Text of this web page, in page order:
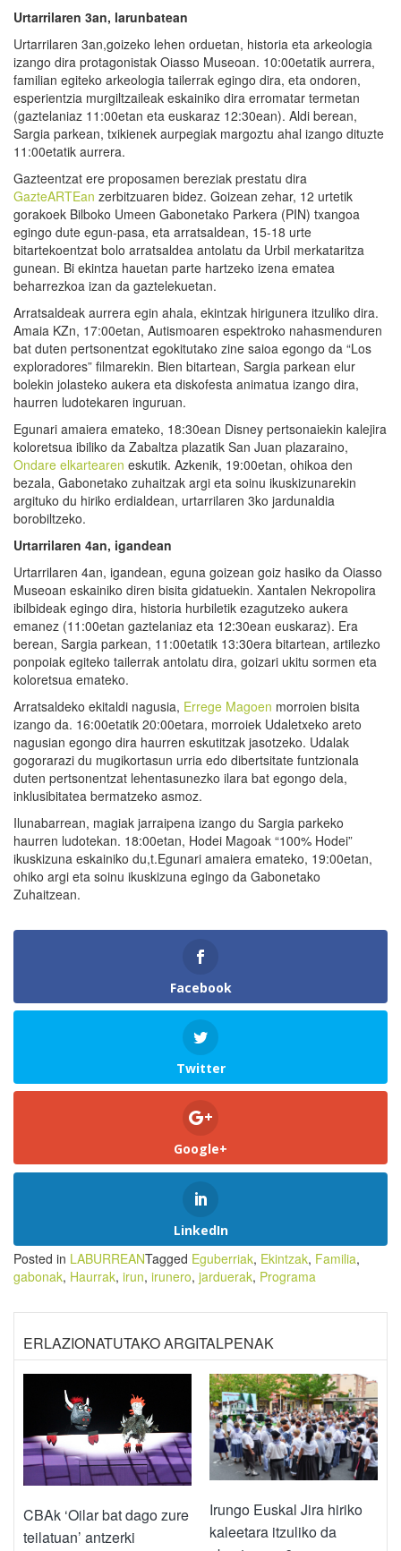
Urtarrilaren 3an, larunbatean
Urtarrilaren 3an,goizeko lehen orduetan, historia eta arkeologia
izango dira protagonistak Oiasso Museoan. 10:00etatik aurrera,
familian egiteko arkeologia tailerrak egingo dira, eta ondoren,
esperientzia murgiltzaileak eskainiko dira erromatar termetan
(gaztelaniaz 11:00etan eta euskaraz 12:30ean). Aldi berean,
Sargia parkean, txikienek aurpegiak margoztu ahal izango dituzte
11:00etatik aurrera.
Gazteentzat ere proposamen bereziak prestatu dira
GazteARTEan zerbitzuaren bidez. Goizean zehar, 12 urtetik
gorakoek Bilboko Umeen Gabonetako Parkera (PIN) txangoa
egingo dute egun-pasa, eta arratsaldean, 15-18 urte
bitartekoentzat bolo arratsaldea antolatu da Urbil merkataritza
gunean. Bi ekintza hauetan parte hartzeko izena ematea
beharrezkoa izan da gaztelekuetan.
Arratsaldeak aurrera egin ahala, ekintzak hirigunera itzuliko dira.
Amaia KZn, 17:00etan, Autismoaren espektroko nahasmenduren
bat duten pertsonentzat egokitutako zine saioa egongo da “Los
exploradores” filmarekin. Bien bitartean, Sargia parkean elur
bolekin jolasteko aukera eta diskofesta animatua izango dira,
haurren ludotekaren inguruan.
Egunari amaiera emateko, 18:30ean Disney pertsonaiekin kalejira
koloretsua ibiliko da Zabaltza plazatik San Juan plazaraino,
Ondare elkartearen eskutik. Azkenik, 19:00etan, ohikoa den
bezala, Gabonetako zuhaitzak argi eta soinu ikuskizunarekin
argituko du hiriko erdialdean, urtarrilaren 3ko jardunaldia
borobiltzeko.
Urtarrilaren 4an, igandean
Urtarrilaren 4an, igandean, eguna goizean goiz hasiko da Oiasso
Museoan eskainiko diren bisita gidatuekin. Xantalen Nekropolira
ibilbideak egingo dira, historia hurbiletik ezagutzeko aukera
emanez (11:00etan gaztelaniaz eta 12:30ean euskaraz). Era
berean, Sargia parkean, 11:00etatik 13:30era bitartean, artilezko
ponpoiak egiteko tailerrak antolatu dira, goizari ukitu sormen eta
koloretsua emateko.
Arratsaldeko ekitaldi nagusia, Errege Magoen morroien bisita
izango da. 16:00etatik 20:00etara, morroiek Udaletxeko areto
nagusian egongo dira haurren eskutitzak jasotzeko. Udalak
gogorarazi du mugikortasun urria edo dibertsitate funtzionala
duten pertsonentzat lehentasunezko ilara bat egongo dela,
inklusibitatea bermatzeko asmoz.
Ilunabarrean, magiak jarraipena izango du Sargia parkeko
haurren ludotekan. 18:00etan, Hodei Magoak “100% Hodei”
ikuskizuna eskainiko du,t.Egunari amaiera emateko, 19:00etan,
ohiko argi eta soinu ikuskizuna egingo da Gabonetako
Zuhaitzean.
Facebook
Twitter
Google+
LinkedIn
Posted in LABURREANTagged Eguberriak, Ekintzak, Familia,
gabonak, Haurrak, irun, irunero, jarduerak, Programa
ERLAZIONATUTAKO ARGITALPENAK
CBAk ‘Oilar bat dago zure
teilatuan’ antzerki
Irungo Euskal Jira hiriko
kaleetara itzuliko da